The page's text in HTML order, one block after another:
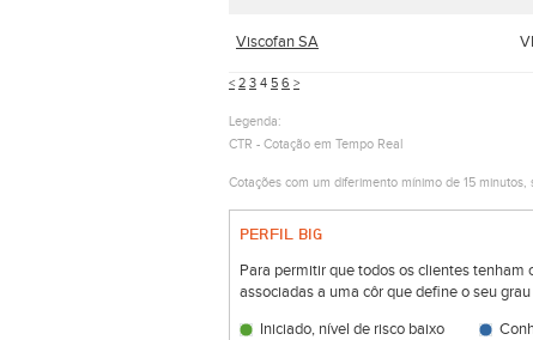
Viscofan SA
< 2 3 4 5 6 >
Legenda:
CTR - Cotação em Tempo Real
Cotações com um diferimento mínimo de 15
PERFIL BIG
Para permitir que todos os clientes tenham
associadas a uma côr que define o seu
Iniciado, nível de risco baixo